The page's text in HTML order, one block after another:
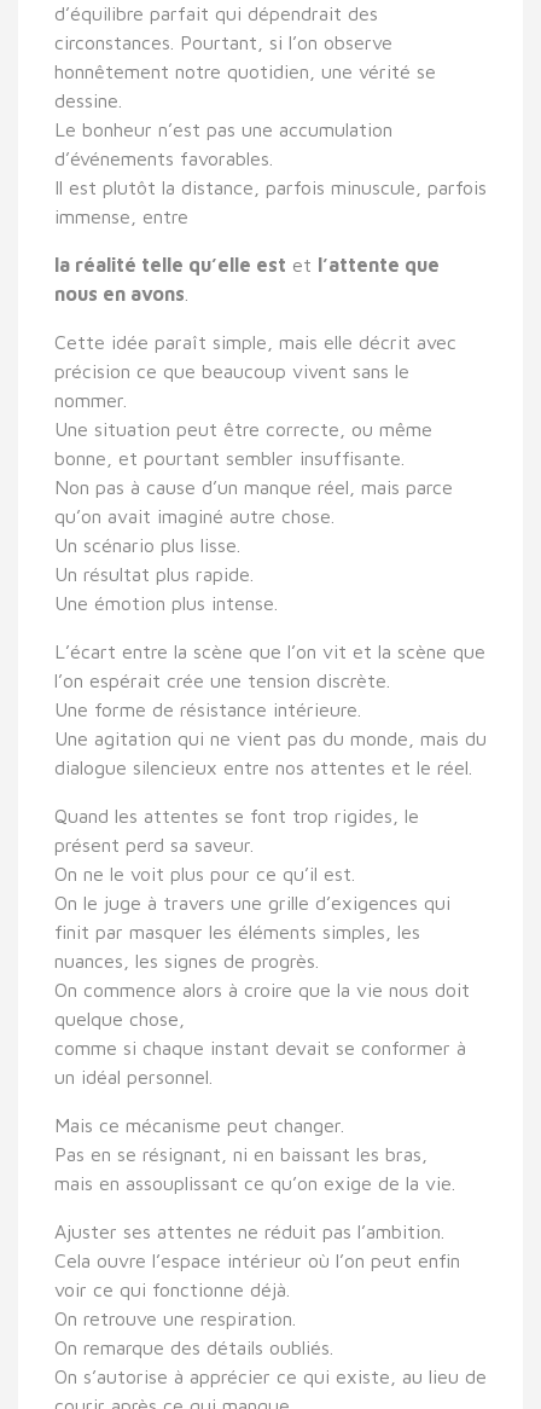
d’équilibre parfait qui dépendrait des
circonstances. Pourtant, si l’on observe
honnêtement notre quotidien, une vérité se
dessine.
Le bonheur n’est pas une accumulation
d’événements favorables.
Il est plutôt la distance, parfois minuscule, parfois
immense, entre
la réalité telle qu’elle est et l’attente que
nous en avons
Cette idée paraît simple, mais elle décrit avec
précision ce que beaucoup vivent sans le
nommer.
Une situation peut être correcte, ou même
bonne, et pourtant sembler insuffisante.
Non pas à cause d’un manque réel, mais parce
qu’on avait imaginé autre chose.
Un scénario plus lisse.
Un résultat plus rapide.
Une émotion plus intense.
L’écart entre la scène que l’on vit et la scène que
l’on espérait crée une tension discrète.
Une forme de résistance intérieure.
Une agitation qui ne vient pas du monde, mais du
dialogue silencieux entre nos attentes et le réel.
Quand les attentes se font trop rigides, le
présent perd sa saveur.
On ne le voit plus pour ce qu’il est.
On le juge à travers une grille d’exigences qui
finit par masquer les éléments simples, les
nuances, les signes de progrès.
On commence alors à croire que la vie nous doit
quelque chose,
comme si chaque instant devait se conformer à
un idéal personnel.
Mais ce mécanisme peut changer.
Pas en se résignant, ni en baissant les bras,
mais en assouplissant ce qu’on exige de la vie.
Ajuster ses attentes ne réduit pas l’ambition.
Cela ouvre l’espace intérieur où l’on peut enfin
voir ce qui fonctionne déjà.
On retrouve une respiration.
On remarque des détails oubliés.
On s’autorise à apprécier ce qui existe, au lieu de